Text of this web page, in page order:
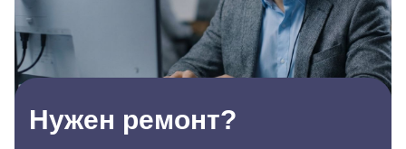
Нужен ремонт?